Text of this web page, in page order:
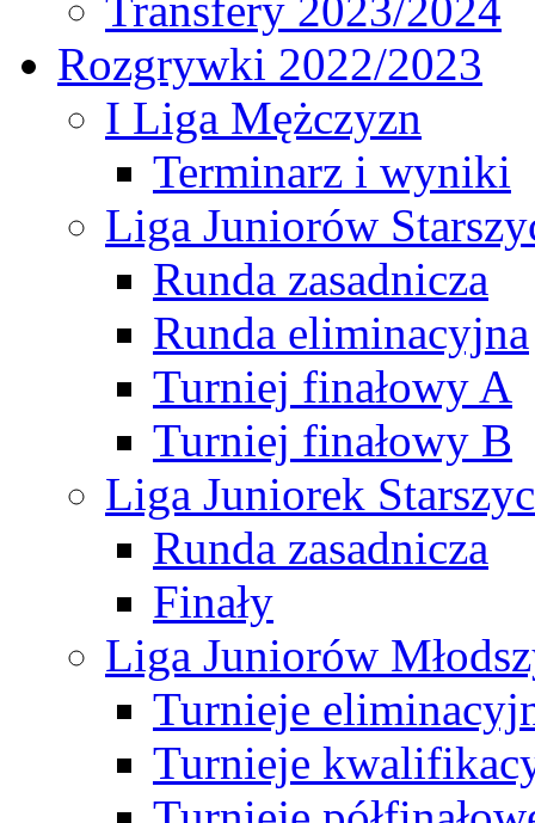
Rozgrywki 2022/2023
I Liga Mężczyzn
Terminarz i wyniki
Liga Juniorów
Runda zasadnicza
Runda eliminacyjna
Turniej finałowy A
Turniej finałowy B
Liga Juniorek
Runda zasadnicza
Finały
Liga Juniorów
Turnieje
Turnieje